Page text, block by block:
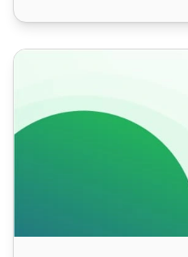
コールセンター設定の究極ガ